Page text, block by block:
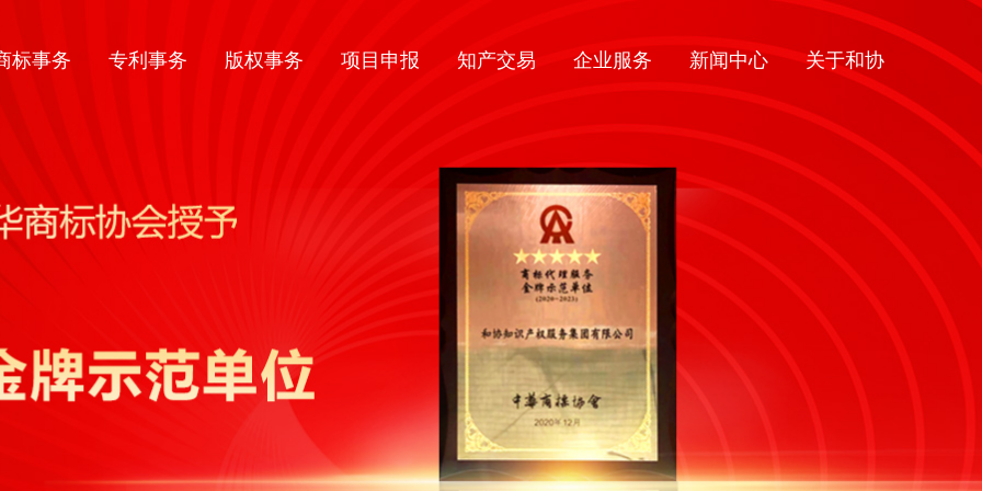
标事务 专利事务 版权事务 项目申报 知产交易 企业服务 新闻中心 关于和协